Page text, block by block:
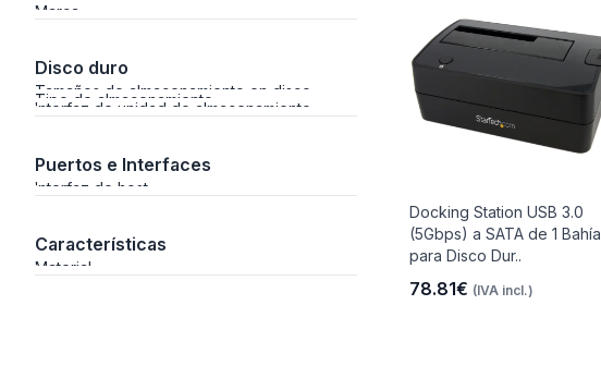
Marca
Disco duro
Tamaños de almacenamiento en disco
soportados
Tipo de almacenamiento
Interfaz de unidad de almacenamiento
Puertos e Interfaces
Interfaz de host
Características
Material
Docking Station USB 3.0
(5Gbps) a SATA de 1 Bahía
para Disco Dur..
78.81€ (IVA incl.)